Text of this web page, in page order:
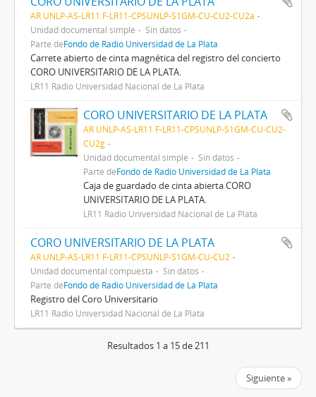
AR UNLP-AS-LR11 F-LR11-CPSUNLP-S1GM-CU-CU2-CU2a
Unidad documental simple
Sin datos
Parte deFondo de Radio Universidad de La Plata
Carrete abierto de cinta magnética del registro del concierto
CORO UNIVERSITARIO DE LA PLATA.
LR11 Radio Universidad Nacional de La Plata
CORO UNIVERSITARIO DE LA PLATA
AR UNLP-AS-LR11 F-LR11-CPSUNLP-S1GM-CU-CU2-
CU2g
Unidad documental simple
Sin datos
Parte deFondo de Radio Universidad de La Plata
Caja de guardado de cinta abierta CORO
UNIVERSITARIO DE LA PLATA.
LR11 Radio Universidad Nacional de La Plata
CORO UNIVERSITARIO DE LA PLATA
AR UNLP-AS-LR11 F-LR11-CPSUNLP-S1GM-CU-CU2
Unidad documental compuesta
Sin datos
Parte deFondo de Radio Universidad de La Plata
Registro del Coro Universitario
LR11 Radio Universidad Nacional de La Plata
Resultados 1 a 15 de 211
Siguiente »